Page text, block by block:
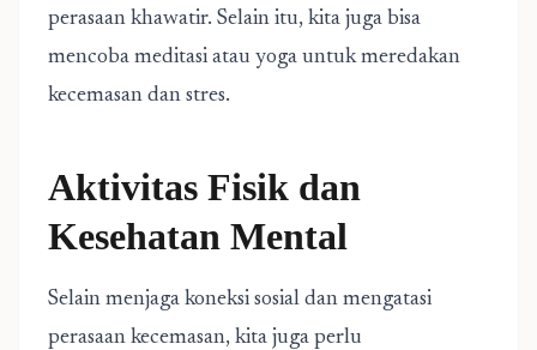
perasaan khawatir. Selain itu, kita juga bisa
mencoba meditasi atau yoga untuk meredakan
kecemasan dan stres.
Aktivitas Fisik dan
Kesehatan Mental
Selain menjaga koneksi sosial dan mengatasi
perasaan kecemasan, kita juga perlu